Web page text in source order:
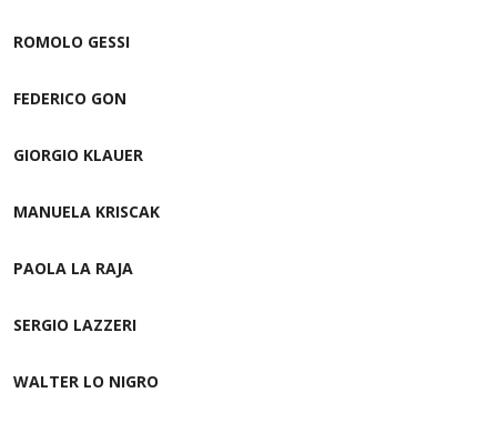
ROMOLO GESSI
FEDERICO GON
GIORGIO KLAUER
MANUELA KRISCAK
PAOLA LA RAJA
SERGIO LAZZERI
WALTER LO NIGRO